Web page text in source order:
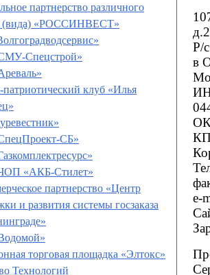
партнерство различного
(вида) «РОССИНВЕСТ»
Спецстрой»
клуб «Илья
СБ»
«АКБ-Стилет»
партнерство «Центр
и развития системы госзаказа
торговая площадка «Элтокс»
Технологий
Р/
в
e-